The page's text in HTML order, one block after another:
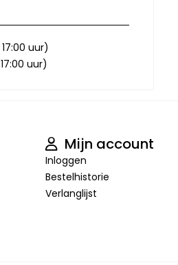
uur)
uur)
Mijn account
Inloggen
Bestelhistorie
Verlanglijst